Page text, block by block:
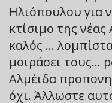
Ηλιόπουλου για
κτίσιμο της
καλός …
μοιράσει τους…
Αλμέϊδα
όχι. Άλλωστε